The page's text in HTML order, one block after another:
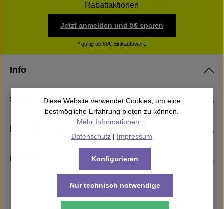
Rabattaktionen
Jetzt anmelden und 5€ sparen
* gültig ab 60€ Einkaufswert.
Info
Shop
Rechtliches
Kontakt
Diese Website verwendet Cookies, um eine
bestmögliche Erfahrung bieten zu können.
Mehr Informationen ...
Datenschutz | Impressum
Nur technisch notwendige
Konfigurieren